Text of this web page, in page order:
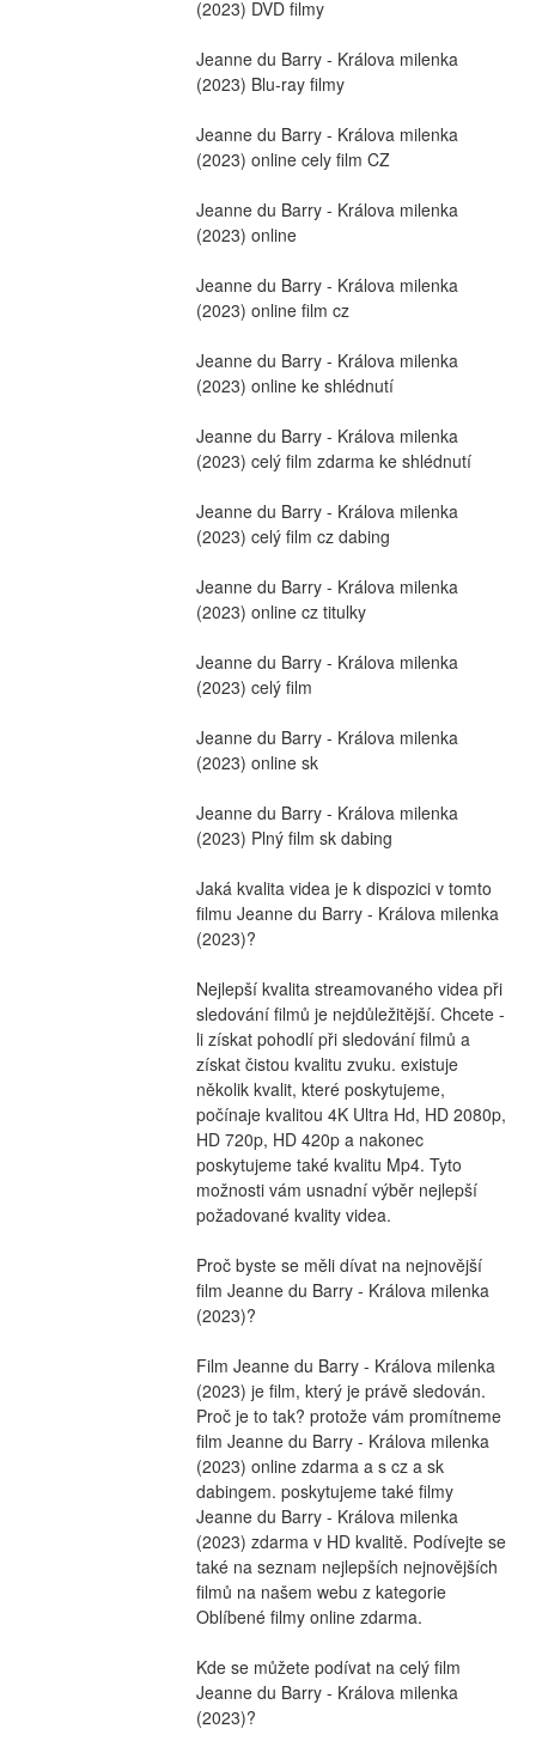
(2023) DVD filmy
Jeanne du Barry - Králova milenka
(2023) Blu-ray filmy
Jeanne du Barry - Králova milenka
(2023) online cely film CZ
Jeanne du Barry - Králova milenka
(2023) online
Jeanne du Barry - Králova milenka
(2023) online film cz
Jeanne du Barry - Králova milenka
(2023) online ke shlédnutí
Jeanne du Barry - Králova milenka
(2023) celý film zdarma ke shlédnutí
Jeanne du Barry - Králova milenka
(2023) celý film cz dabing
Jeanne du Barry - Králova milenka
(2023) online cz titulky
Jeanne du Barry - Králova milenka
(2023) celý film
Jeanne du Barry - Králova milenka
(2023) online sk
Jeanne du Barry - Králova milenka
(2023) Plný film sk dabing
Jaká kvalita videa je k dispozici v tomto
filmu Jeanne du Barry - Králova milenka
(2023)?
Nejlepší kvalita streamovaného videa při
sledování filmů je nejdůležitější. Chcete -
li získat pohodlí při sledování filmů a
získat čistou kvalitu zvuku. existuje
několik kvalit, které poskytujeme,
počínaje kvalitou 4K Ultra Hd, HD 2080p,
HD 720p, HD 420p a nakonec
poskytujeme také kvalitu Mp4. Tyto
možnosti vám usnadní výběr nejlepší
požadované kvality videa.
Proč byste se měli dívat na nejnovější
film Jeanne du Barry - Králova milenka
(2023)?
Film Jeanne du Barry - Králova milenka
(2023) je film, který je právě sledován.
Proč je to tak? protože vám promítneme
film Jeanne du Barry - Králova milenka
(2023) online zdarma a s cz a sk
dabingem. poskytujeme také filmy
Jeanne du Barry - Králova milenka
(2023) zdarma v HD kvalitě. Podívejte se
také na seznam nejlepších nejnovějších
filmů na našem webu z kategorie
Oblíbené filmy online zdarma.
Kde se můžete podívat na celý film
Jeanne du Barry - Králova milenka
(2023)?